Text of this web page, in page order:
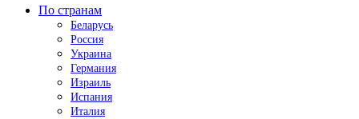
По странам
Беларусь
Россия
Украина
Германия
Израиль
Испания
Италия